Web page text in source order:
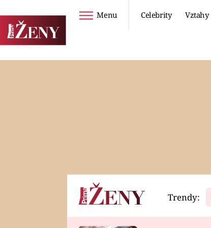
Menu Celebrity Vztahy
Horoskopy Video
Trendy: